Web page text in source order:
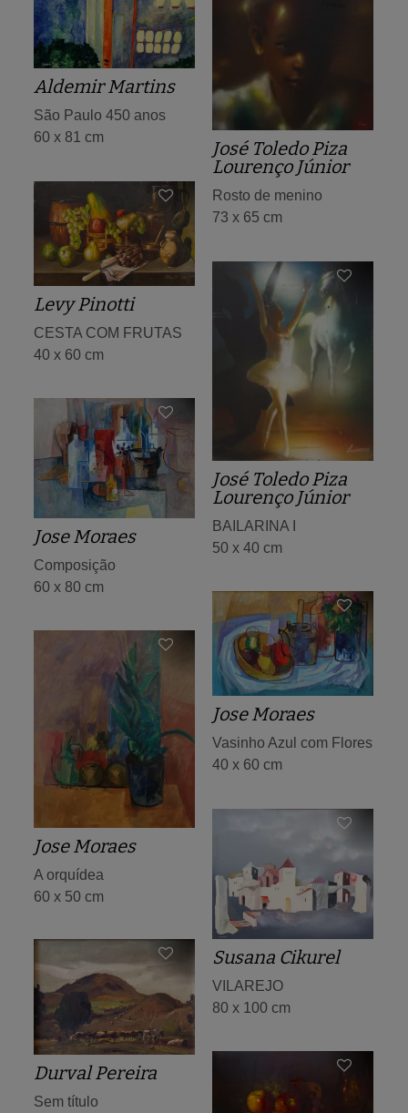
Aldemir Martins
São Paulo 450 anos
60 x 81 cm
José Toledo Piza
Lourenço Júnior
Rosto de menino
73 x 65 cm
Levy Pinotti
CESTA COM FRUTAS
40 x 60 cm
José Toledo Piza
Lourenço Júnior
BAILARINA I
50 x 40 cm
Jose Moraes
Composição
60 x 80 cm
Jose Moraes
Vasinho Azul com Flores
40 x 60 cm
Jose Moraes
A orquídea
60 x 50 cm
Susana Cikurel
VILAREJO
80 x 100 cm
Durval Pereira
Sem título